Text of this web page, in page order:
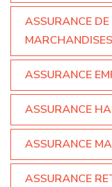
ASSURANCE
MARCHANDISES
ASSURANCE
ASSURANCE
ASSURANCE
ASSURANCE